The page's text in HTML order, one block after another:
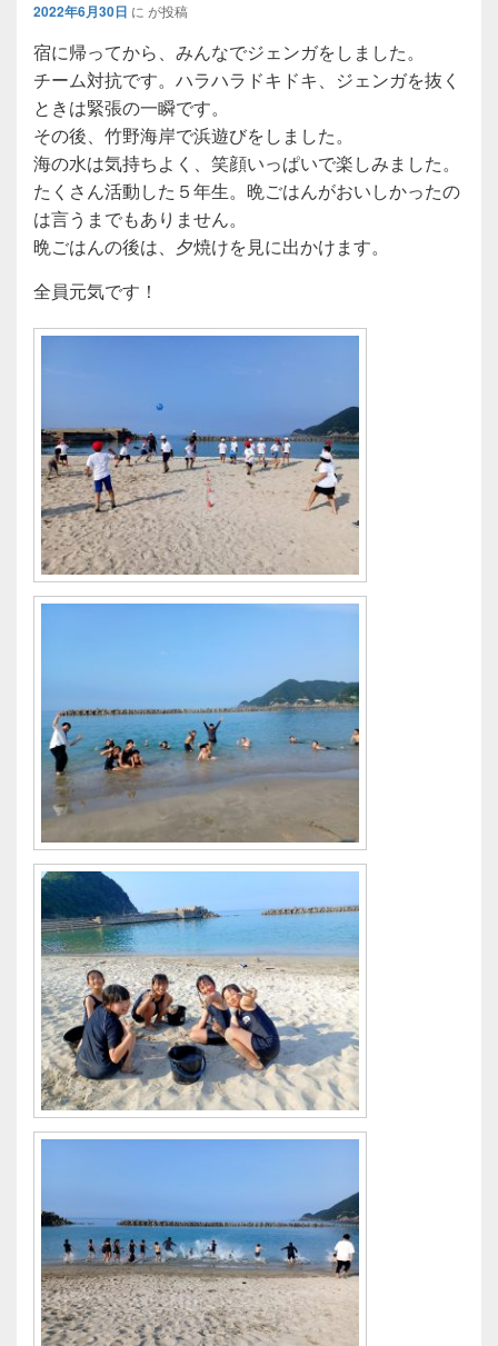
2022年6月30日 に が投稿
宿に帰ってから、みんなでジェンガをしました。
チーム対抗です。ハラハラドキドキ、ジェンガを抜く
ときは緊張の一瞬です。
その後、竹野海岸で浜遊びをしました。
海の水は気持ちよく、笑顔いっぱいで楽しみました。
たくさん活動した５年生。晩ごはんがおいしかったの
は言うまでもありません。
晩ごはんの後は、夕焼けを見に出かけます。
全員元気です！